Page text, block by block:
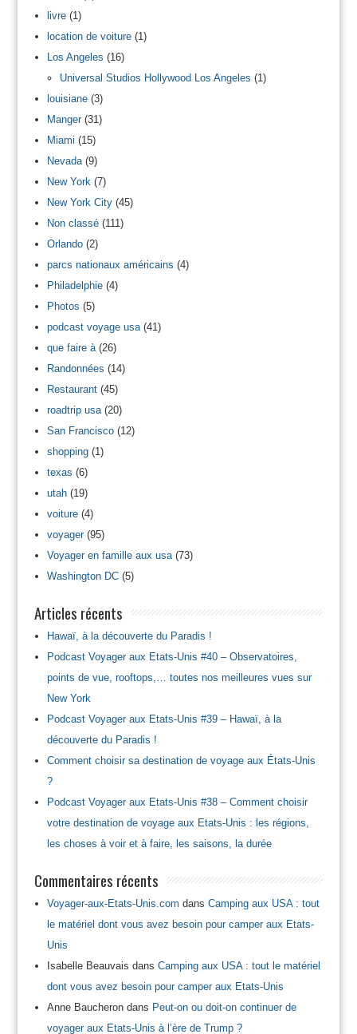
livre(1)
location de voiture(1)
Los Angeles (16)
Universal Studios Hollywood Los Angeles (1)
louisiane(3)
Manger(31)
Miami (15)
Nevada(9)
New York (7)
New York City(45)
Non classé(111)
Orlando(2)
parcs nationaux américains (4)
Philadelphie(4)
Photos (5)
podcast voyage usa(41)
que faire à(26)
Randonnées (14)
Restaurant(45)
roadtrip usa(20)
San Francisco(12)
shopping(1)
texas (6)
utah(19)
voiture(4)
voyager(95)
Voyager en famille aux usa(73)
Washington DC(5)
Articles récents
Hawaï, à la découverte du Paradis !
Podcast Voyager aux Etats-Unis #40 – Observatoires,
points de vue, rooftops,… toutes nos meilleures vues sur
New York
Podcast Voyager aux Etats-Unis #39 – Hawaï, à la
découverte du Paradis !
Comment choisir sa destination de voyage aux États-Unis
?
Podcast Voyager aux Etats-Unis #38 – Comment choisir
votre destination de voyage aux Etats-Unis : les régions,
les choses à voir et à faire, les saisons, la durée
Commentaires récents
Voyager-aux-Etats-Unis.com dans Camping aux USA : tout
le matériel dont vous avez besoin pour camper aux Etats-
Unis
Isabelle Beauvais dans Camping aux USA : tout le matériel
dont vous avez besoin pour camper aux Etats-Unis
Anne Baucherondans Peut-on ou doit-on continuer de
voyager aux Etats-Unis à l’ère de Trump ?